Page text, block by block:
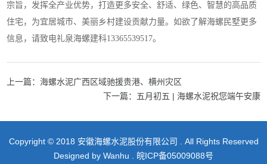
宗旨，发挥全产业优势，打造更多安全、舒适、绿色、智慧的高品质
住宅，为宜居城市、美丽乡村建设贡献力量。如欲了解海螺民墅更多
信息，请致电礼泉海螺建科13365539517。
上一篇：海螺水泥广西区域驰援贵港、横州灾区
下一篇：五月初五 | 海螺水泥祝您端午安康
Copyright © 2018 安徽海螺水泥股份有限公司 . All Rights Reserved
Designed by Wanhu 皖ICP备05009088号